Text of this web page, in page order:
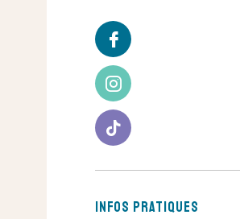
Infos pratiques